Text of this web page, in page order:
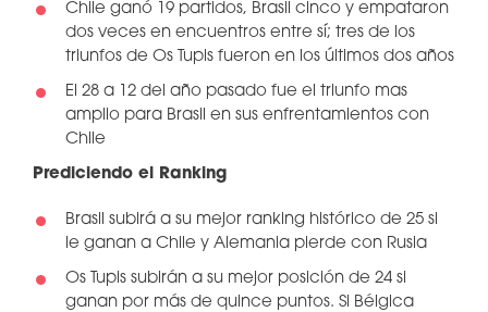
Chile ganó 19 partidos, Brasil cinco y empataron
dos veces en encuentros entre sí; tres de los
triunfos de Os Tupis fueron en los últimos dos años
El 28 a 12 del año pasado fue el triunfo mas
amplio para Brasil en sus enfrentamientos con
Chile
Prediciendo el Ranking
Brasil subirá a su mejor ranking histórico de 25 si
le ganan a Chile y Alemania pierde con Rusia
Os Tupis subirán a su mejor posición de 24 si
ganan por más de quince puntos. Si Bélgica